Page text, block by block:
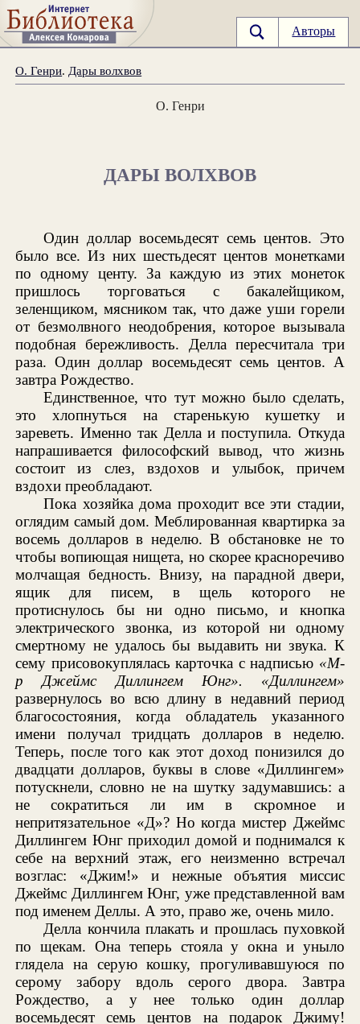
Авторы
О. Генри. Дары волхвов
О. Генри
ДАРЫ ВОЛХВОВ
Один доллар восемьдесят семь центов. Это
было все. Из них шестьдесят центов монетками
по одному центу. За каждую из этих монеток
пришлось торговаться с бакалейщиком,
зеленщиком, мясником так, что даже уши горели
от безмолвного неодобрения, которое вызывала
подобная бережливость. Делла пересчитала три
раза. Один доллар восемьдесят семь центов. А
завтра Рождество.
Единственное, что тут можно было сделать,
это хлопнуться на старенькую кушетку и
зареветь. Именно так Делла и поступила. Откуда
напрашивается философский вывод, что жизнь
состоит из слез, вздохов и улыбок, причем
вздохи преобладают.
Пока хозяйка дома проходит все эти стадии,
оглядим самый дом. Меблированная квартирка за
восемь долларов в неделю. В обстановке не то
чтобы вопиющая нищета, но скорее красноречиво
молчащая бедность. Внизу, на парадной двери,
ящик для писем, в щель которого не
протиснулось бы ни одно письмо, и кнопка
электрического звонка, из которой ни одному
смертному не удалось бы выдавить ни звука. К
сему присовокуплялась карточка с надписью «М-
р Джеймс Диллингем Юнг». «Диллингем»
развернулось во всю длину в недавний период
благосостояния, когда обладатель указанного
имени получал тридцать долларов в неделю.
Теперь, после того как этот доход понизился до
двадцати долларов, буквы в слове «Диллингем»
потускнели, словно не на шутку задумавшись: а
не сократиться ли им в скромное и
непритязательное «Д»? Но когда мистер Джеймс
Диллингем Юнг приходил домой и поднимался к
себе на верхний этаж, его неизменно встречал
возглас: «Джим!» и нежные объятия миссис
Джеймс Диллингем Юнг, уже представленной вам
под именем Деллы. А это, право же, очень мило.
Делла кончила плакать и прошлась пуховкой
по щекам. Она теперь стояла у окна и уныло
глядела на серую кошку, прогуливавшуюся по
серому забору вдоль серого двора. Завтра
Рождество, а у нее только один доллар
восемьдесят семь центов на подарок Джиму!